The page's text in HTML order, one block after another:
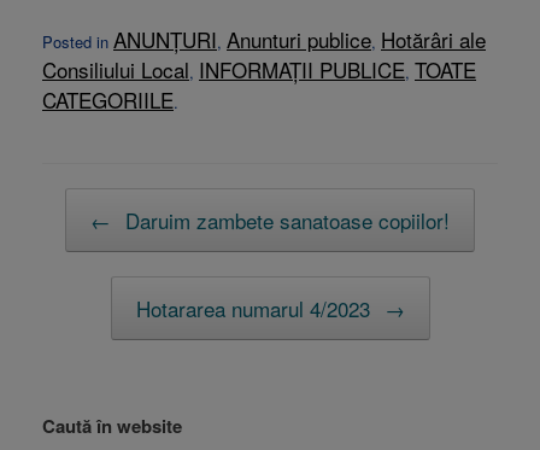
Posted in ANUNȚURI, Anunturi publice, Hotărâri ale
Consiliului Local, INFORMAȚII PUBLICE, TOATE
CATEGORIILE.
← Daruim zambete sanatoase copiilor!
Hotararea numarul 4/2023 →
Caută în website